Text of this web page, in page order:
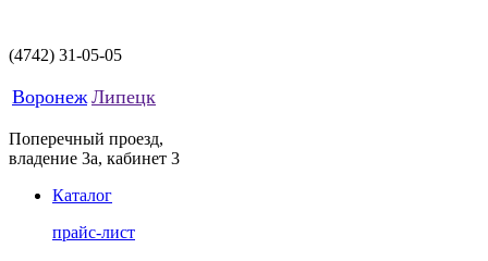
(4742) 31-05-05
Воронеж Липецк
Поперечный проезд,
владение 3а, кабинет 3
Каталог
прайс-лист